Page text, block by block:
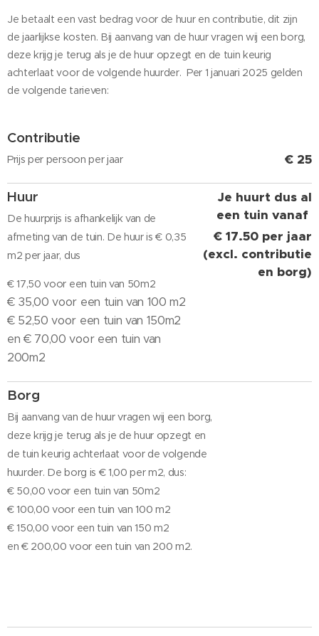
Je betaalt een vast bedrag voor de huur en contributie, dit zijn
de jaarlijkse kosten. Bij aanvang van de huur vragen wij een borg,
deze krijg je terug als je de huur opzegt en de tuin keurig
achterlaat voor de volgende huurder. Per 1 januari 2025 gelden
de volgende tarieven:
Contributie
Prijs per persoon per jaar € 25
Huur
De huurprijs is afhankelijk van de
afmeting van de tuin. De huur is € 0,35
m2 per jaar, dus
€ 17,50 voor een tuin van 50m2
€ 35,00 voor een tuin van 100 m2
€ 52,50 voor een tuin van 150m2
en € 70,00 voor een tuin van
200m2
Je huurt dus al
een tuin vanaf
€ 17.50 per jaar
(excl. contributie
en borg)
Borg
Bij aanvang van de huur vragen wij een borg,
deze krijg je terug als je de huur opzegt en
de tuin keurig achterlaat voor de volgende
huurder. De borg is € 1,00 per m2, dus:
€ 50,00 voor een tuin van 50m2
€ 100,00 voor een tuin van 100 m2
€ 150,00 voor een tuin van 150 m2
en € 200,00 voor een tuin van 200 m2.